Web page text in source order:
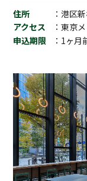
住所
：港区
アクセス
：東京
申込期限
：1ヶ月